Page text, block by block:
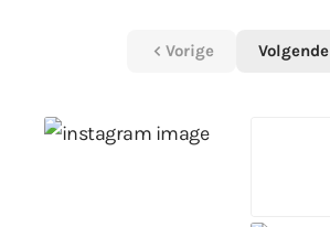
Vorige Volgende